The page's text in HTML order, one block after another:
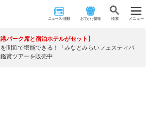
ニュース･連載 おでかけ情報 検 索 メニュー
港パーク席と宿泊ホテルがセット】
間近で堪能できる！「みなとみらいフェスティバ
賞ツアーを販売中